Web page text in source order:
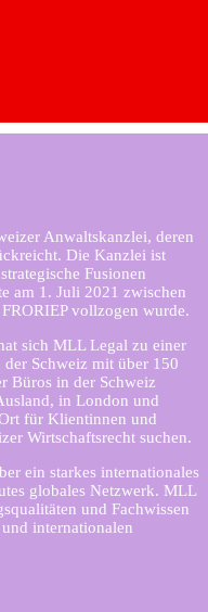
Anwaltskanzlei, deren
Die Kanzlei ist
Fusionen
am 1. Juli 2021 zwischen
vollzogen wurde.
sich MLL Legal zu einer
Schweiz mit über 150
Büros in der Schweiz
in London und
für Klientinnen und
Wirtschaftsrecht suchen.
ein starkes internationales
globales Netzwerk. MLL
und Fachwissen
internationalen